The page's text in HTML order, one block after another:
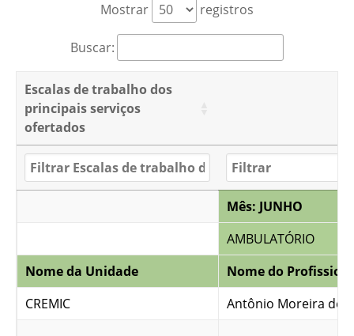
Mostrar registros
Buscar:
Escalas de trabalho dos
principais serviços
ofertados
Mês: JUNHO
AMBULATÓRIO
Nome da Unidade
Nome do
CREMIC
Antônio Moreira de